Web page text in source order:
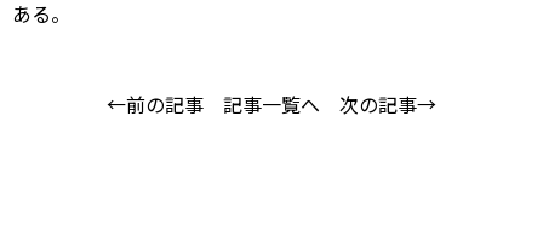
ある。
←前の記事 記事一覧へ 次の記事→